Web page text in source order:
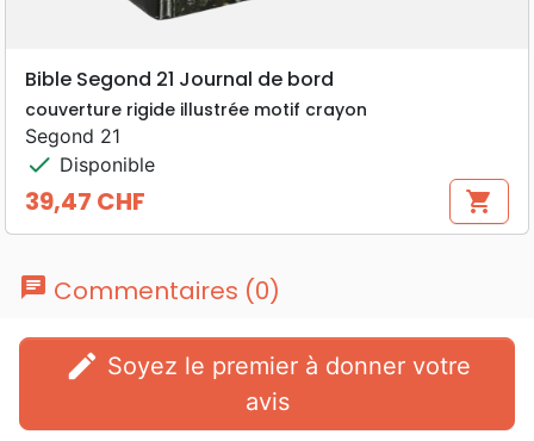
Bible Segond 21 Journal de bord
couverture rigide illustrée motif crayon
Segond 21
check Disponible
Prix
39,47 CHF shopping_cart
chat Commentaires (0)
edit
avis